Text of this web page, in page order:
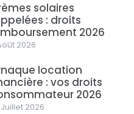
solaires
: droits
2026
2026
location
: vos droits
2026
2026